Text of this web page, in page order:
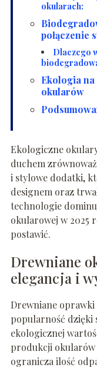
okularach:
połączenie
Dlaczego
Ekologia
okularów
Ekologiczne
duchem
i stylowe dodatki,
designem oraz
technologie
okularowej w 2025
postawić.
Drewniane
elegancja i
Drewniane oprawki
popularność dzięki
ekologicznej
produkcji okularów
ogranicza ilość